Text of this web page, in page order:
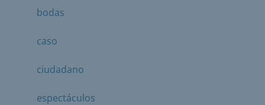
bodas
caso
ciudadano
espectáculos